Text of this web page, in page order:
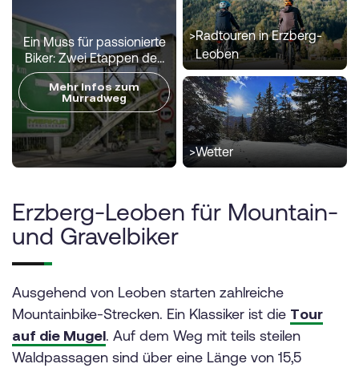
Ein Muss für passionierte
Biker: Zwei Etappen des
bekannten Murradwegs
führen durch die Region
Erzberg-Leoben.
Mehr Infos zum
Murradweg
>Radtouren in Erzberg-
Leoben
>Wetter
Erzberg-Leoben für Mountain-
und Gravelbiker
Ausgehend von Leoben starten zahlreiche
Mountainbike-Strecken. Ein Klassiker ist die Tour
auf die Mugel. Auf dem Weg mit teils steilen
Waldpassagen sind über eine Länge von 15,5